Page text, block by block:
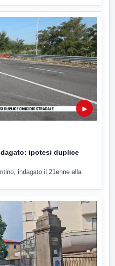
▶
ipotesi duplice
indagato il 21enne alla